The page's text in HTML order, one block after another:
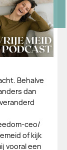
Behalve
dan
ceo/
of kijk
vooral een